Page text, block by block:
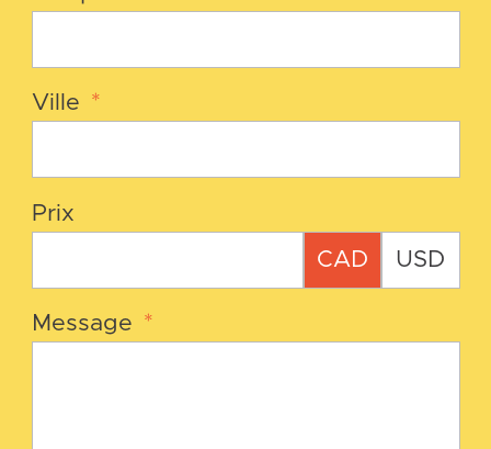
Ville *
Prix
CAD USD
Message *